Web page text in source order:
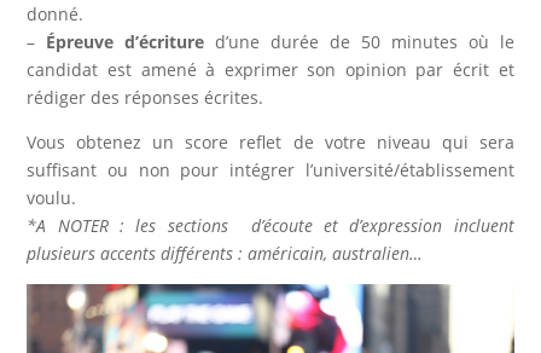
donné.
– Épreuve d’écriture d’une durée de 50 minutes où le
candidat est amené à exprimer son opinion par écrit et
rédiger des réponses écrites.
Vous obtenez un score reflet de votre niveau qui sera
suffisant ou non pour intégrer l’université/établissement
voulu.
*A NOTER : les sections d’écoute et d’expression incluent
plusieurs accents différents : américain, australien…